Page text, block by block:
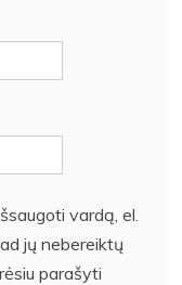
vardą, el.
jų nebereiktų
parašyti